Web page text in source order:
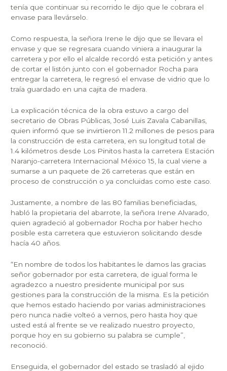
tenía que continuar su recorrido le dijo que le cobrara el
envase para llevárselo.
Como respuesta, la señora Irene le dijo que se llevara el
envase y que se regresara cuando viniera a inaugurar la
carretera y por ello el alcalde recordó esta petición y antes
de cortar el listón junto con el gobernador Rocha para
entregar la carretera, le regresó el envase de vidrio que lo
traía guardado en una cajita de madera.
La explicación técnica de la obra estuvo a cargo del
secretario de Obras Públicas, José Luis Zavala Cabanillas,
quien informó que se invirtieron 11.2 millones de pesos para
la construcción de esta carretera, en su longitud total de
1.4 kilómetros desde Los Pinitos hasta la carretera Estación
Naranjo-carretera Internacional México 15, la cual viene a
sumarse a un paquete de 26 carreteras que están en
proceso de construcción o ya concluidas como este caso.
Justamente, a nombre de las 80 familias beneficiadas,
habló la propietaria del abarrote, la señora Irene Alvarado,
quien agradeció al gobernador Rocha por haber hecho
posible esta carretera que estuvieron solicitando desde
hacía 40 años.
“En nombre de todos los habitantes le damos las gracias
señor gobernador por esta carretera, de igual forma le
agradezco a nuestro presidente municipal por sus
gestiones para la construcción de la misma. Es la petición
que hemos estado haciendo por varias administraciones
pero nunca nadie volteó a vernos, pero hasta hoy que
usted está al frente se ve realizado nuestro proyecto,
porque hoy en su gobierno su palabra se cumple”,
reconoció.
Enseguida, el gobernador del estado se trasladó al ejido